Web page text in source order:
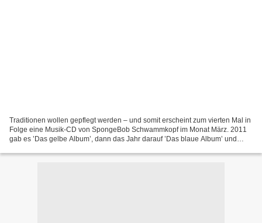
Traditionen wollen gepflegt werden – und somit erscheint zum vierten Mal in
Folge eine Musik-CD von SpongeBob Schwammkopf im Monat März. 2011
gab es ’Das gelbe Album’, dann das Jahr darauf ’Das blaue Album’ und